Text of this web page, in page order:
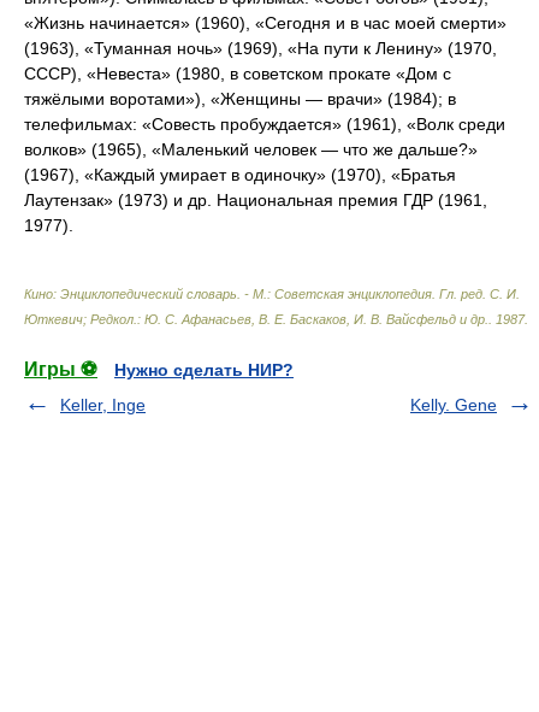
«Жизнь начинается» (1960), «Сегодня и в час моей смерти»
(1963), «Туманная ночь» (1969), «На пути к Ленину» (1970,
СССР), «Невеста» (1980, в советском прокате «Дом с
тяжёлыми воротами»), «Женщины — врачи» (1984); в
телефильмах: «Совесть пробуждается» (1961), «Волк среди
волков» (1965), «Маленький человек — что же дальше?»
(1967), «Каждый умирает в одиночку» (1970), «Братья
Лаутензак» (1973) и др. Национальная премия ГДР (1961,
1977).
Кино: Энциклопедический словарь. - М.: Советская энциклопедия Гл. ред. С. И.
Юткевич; Редкол.: Ю. С. Афанасьев, В. Е. Баскаков, И. В. Вайсфельд и др.
1987.
Игры ⚽
Нужно сделать НИР?
Keller, Inge
Kelly. Gene